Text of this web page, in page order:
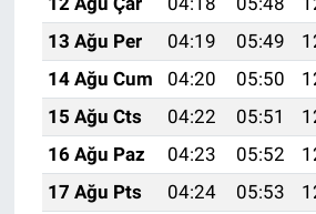
13 Ağu Per
04:19 05:49
14 Ağu Cum
04:20 05:50
15 Ağu Cts
04:22 05:51
16 Ağu Paz
04:23 05:52
17 Ağu Pts
04:24 05:53